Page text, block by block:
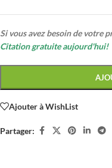
Si vous avez besoin de votre
Citation gratuite aujourd'hui!
Ajouter à WishList
Partager: